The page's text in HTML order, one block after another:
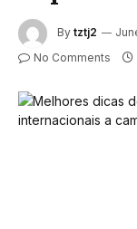
By tztj2
No Comments